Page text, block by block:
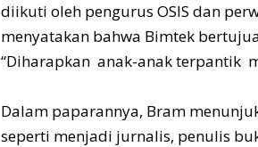
diikuti oleh pengurus OSIS dan
menyatakan bahwa Bimtek
“Diharapkan anak-anak terpantik
Dalam paparannya, Bram
seperti menjadi jurnalis, penulis